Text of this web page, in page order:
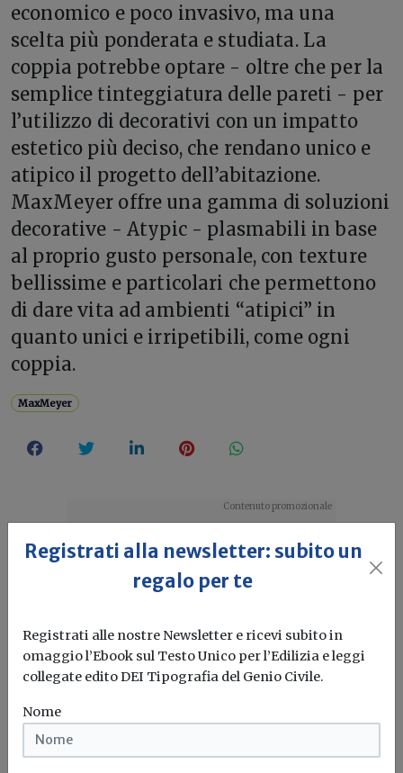
economico e poco invasivo, ma una
scelta più ponderata e studiata. La
coppia potrebbe optare - oltre che per la
semplice tinteggiatura delle pareti - per
l’utilizzo di decorativi con un impatto
estetico più deciso, che rendano unico e
atipico il progetto dell’abitazione.
MaxMeyer offre una gamma di soluzioni
decorative - Atypic - plasmabili in base
al proprio gusto personale, con texture
bellissime e particolari che permettono
di dare vita ad ambienti “atipici” in
quanto unici e irripetibili, come ogni
coppia.
MaxMeyer
Registrati alla newsletter: subito un
regalo per te
Registrati alle nostre Newsletter e ricevi subito in
omaggio l’Ebook sul Testo Unico per l’Edilizia e leggi
collegate edito DEI Tipografia del Genio Civile.
Nome